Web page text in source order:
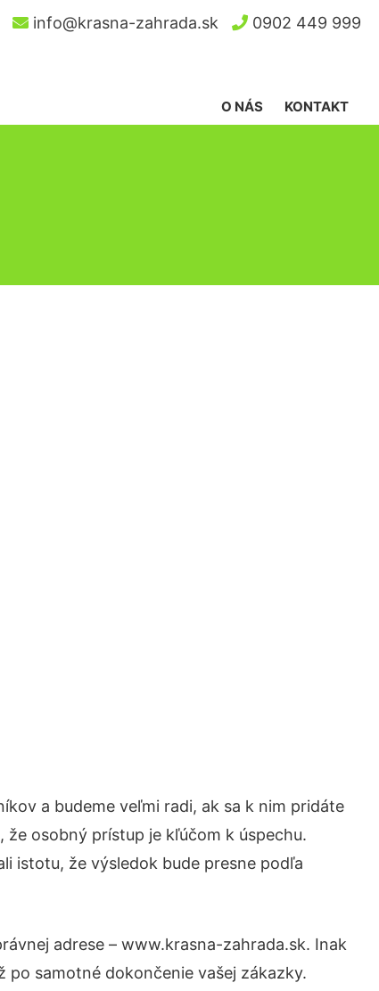
info@krasna-zahrada.sk 0902 449 999
KONTAKT
O NÁS
a budeme veľmi radi, ak sa k nim pridáte
osobný prístup je kľúčom k úspechu.
istotu, že výsledok bude presne podľa
adrese – www.krasna-zahrada.sk. Inak
samotné dokončenie vašej zákazky.